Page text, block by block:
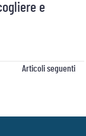
e
Articoli seguenti